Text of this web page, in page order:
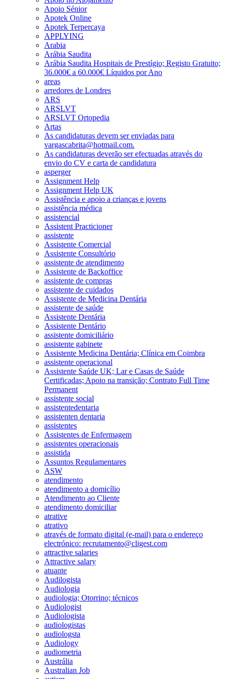
Apoio Sénior
Apotek Online
Apotek Terpercaya
APPLYING
Arabia
Arábia Saudita
Arábia Saudita Hospitais de Prestígio; Registo Gratuito;
36.000€ a 60.000€ Líquidos por Ano
areas
arredores de Londres
ARS
ARSLVT
ARSLVT Ortopedia
Artas
As candidaturas devem ser enviadas para
vargascabrita@hotmail.com.
As candidaturas deverão ser efectuadas através do
envio do CV e carta de candidatura
asperger
Assignment Help
Assignment Help UK
Assistência e apoio a crianças e jovens
assistência médica
assistencial
Assistent Practicioner
assistente
Assistente Comercial
Assistente Consultório
assistente de atendimento
Assistente de Backoffice
assistente de compras
assistente de cuidados
Assistente de Medicina Dentária
assistente de saúde
Assistente Dentária
Assistente Dentário
assistente domiciliário
assistente gabinete
Assistente Medicina Dentária; Clínica em Coimbra
assistente operacional
Assistente Saúde UK; Lar e Casas de Saúde
Certificadas; Apoio na transição; Contrato Full Time
Permanent
assistente social
assistentedentaria
assistenten dentaria
assistentes
Assistentes de Enfermagem
assistentes operacionais
assistida
Assuntos Regulamentares
ASW
atendimento
atendimento a domicílio
Atendimento ao Cliente
atendimento domiciliar
atrative
atrativo
através de formato digital (e-mail) para o endereço
electrónico: recrutamento@cligest.com
attractive salaries
Attractive salary
atuante
Audilogista
Audiologia
audiologia; Otorrino; técnicos
Audiologist
Audiologista
audiologistas
audiologsta
Audiology
audiometria
Austrália
Australian Job